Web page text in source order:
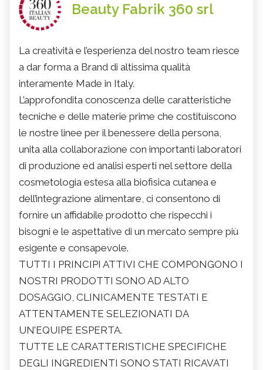
Beauty Fabrik 360 srl
La creatività e l’esperienza del nostro team riesce
a dar forma a Brand di altissima qualità
interamente Made in Italy.
L’approfondita conoscenza delle caratteristiche
tecniche e delle materie prime che costituiscono
le nostre linee per il benessere della persona,
unita alla collaborazione con importanti laboratori
di produzione ed analisi esperti nel settore della
cosmetologia estesa alla biofisica cutanea e
dell’integrazione alimentare, ci consentono di
fornire un affidabile prodotto che rispecchi i
bisogni e le aspettative di un mercato sempre più
esigente e consapevole.
TUTTI I PRINCIPI ATTIVI CHE COMPONGONO I
NOSTRI PRODOTTI SONO AD ALTO
DOSAGGIO, CLINICAMENTE TESTATI E
ATTENTAMENTE SELEZIONATI DA
UN’EQUIPE ESPERTA.
TUTTE LE CARATTERISTICHE SPECIFICHE
DEGLI INGREDIENTI SONO STATI RICAVATI